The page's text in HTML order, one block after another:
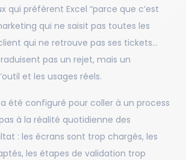
qui préfèrent Excel “parce que c’est
qui ne saisit pas toutes les
qui ne retrouve pas ses tickets…
pas un rejet, mais un
et les usages réels.
a été configuré pour coller à un process
à la réalité quotidienne des
: les écrans sont trop chargés, les
les étapes de validation trop